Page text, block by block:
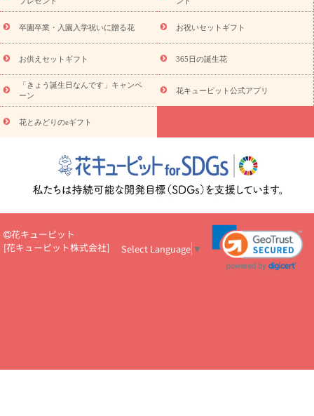
お祝い
お供え・お悔やみ 花とセットギフト
セミオーダー
プチギフト（hanamore -ハナモア-）
花とみどりのeギフト
キューピットのeGfit
カラー ピンク イエローオレンジ
レッ
ド
お花の種類 トルコキキョウ
お祝い お祝い・3000円～ お祝い・4000円～
お祝い・
5000円～
お祝い・7000円～ お祝い・ 10000円～
お供え・お
悔やみ
円～
お供え・お悔やみ・
読み物
いのマナー
定年退職祝いのマナー
お祝いを贈るときのマナー・
花キューピットのお祝いコラム一覧
誕生日のお花を「色
彩心理学」で選ぶ方法
結婚祝いの予算相場
出産祝いお役立ち情
ール
新築引っ越し祝いコラム お祝い花のマナー総まとめ
職
場上司や先輩へ贈るお祝い花の正解は？
開店祝いの花 選び方ガイ
あり)
花キューピット×専門家
CO2排出量削減 / SDGsを考える
卒園卒業・入園入学祝いに贈る花 お祝いセットギフト
お供えセットギフト 365日の誕生花
「きょう誕生日なんです」キャンペ
ーン
花キューピット公式アプリ
花とみどりのeギフト
花キューピット
[花キューピット株式会社] Select Language ▼